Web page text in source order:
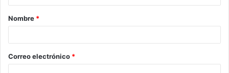
a
r
*
Nombre *
Correo electrónico *